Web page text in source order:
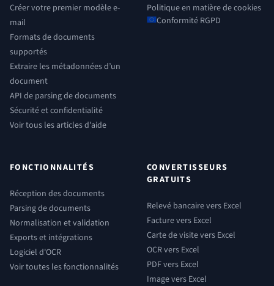
Créer votre premier modèle e-
mail
Formats de documents
supportés
Extraire les métadonnées d’un
document
API de parsing de documents
Sécurité et confidentialité
Voir tous les articles d'aide
Politique en matière de cookies
Conformité RGPD
FONCTIONNALITÉS
Réception des documents
Parsing de documents
Normalisation et validation
Exports et intégrations
Logiciel d'OCR
Voir toutes les fonctionnalités
CONVERTISSEURS
GRATUITS
Relevé bancaire vers Excel
Facture vers Excel
Carte de visite vers Excel
OCR vers Excel
PDF vers Excel
Image vers Excel